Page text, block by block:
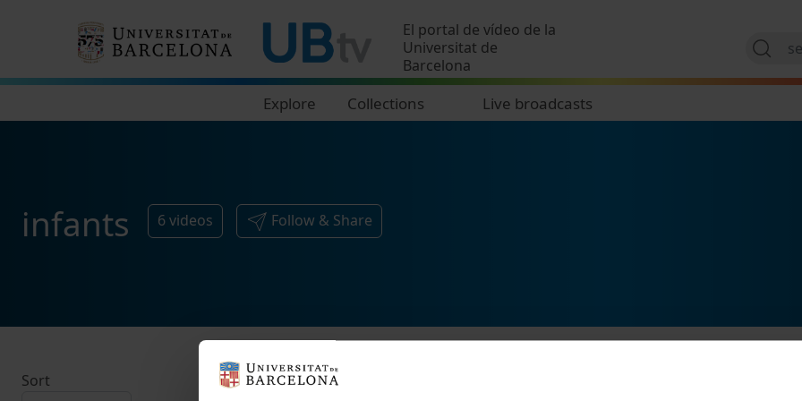
El portal de vídeo de la
Universitat de
Barcelona
Explore Collections Live broadcasts
infants 6 videos Follow & Share
Sort